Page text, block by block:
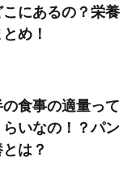
こにあるの？栄養
め！
食事の適量って
らいなの！？パン
は？